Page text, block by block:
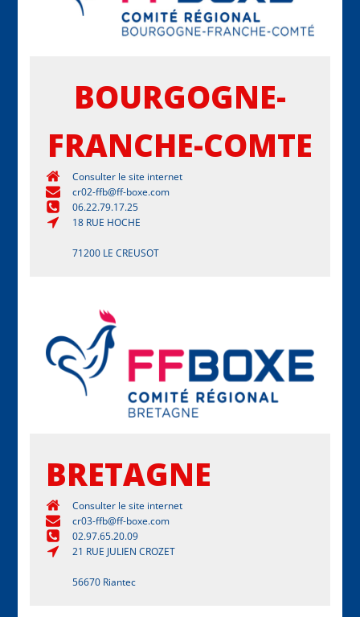
BOURGOGNE-
FRANCHE-COMTE
Consulter le site internet
cr02-ffb@ff-boxe.com
06.22.79.17.25
18 RUE HOCHE
71200 LE CREUSOT
BRETAGNE
Consulter le site internet
cr03-ffb@ff-boxe.com
02.97.65.20.09
21 RUE JULIEN CROZET
56670 Riantec